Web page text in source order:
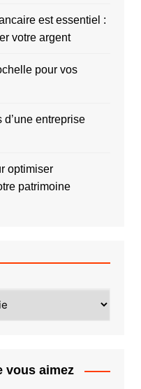
est essentiel :
votre argent
pour vos
entreprise
optimiser
patrimoine
vous aimez